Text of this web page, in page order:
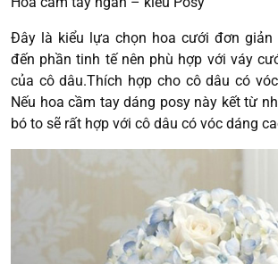
Đây là kiểu lựa chọn hoa cưới đơn giản
đến phần tinh tế nên phù hợp với váy
của cô dâu.Thích hợp cho cô dâu có
Nếu hoa cầm tay dáng posy này kết từ
bó to sẽ rất hợp với cô dâu có vóc dáng